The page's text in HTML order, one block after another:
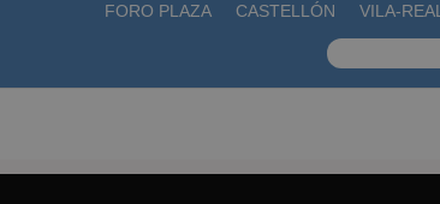
FORO PLAZA CASTELLÓN VILA-REAL